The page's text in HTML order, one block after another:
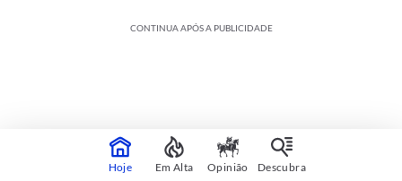
CONTINUA APÓS A PUBLICIDADE
Hoje Em Alta Opinião Descubra